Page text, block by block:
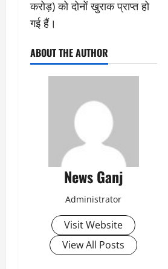
करोड़) को दोनों खुराक प्राप्त हो
गई हैं।
ABOUT THE AUTHOR
News Ganj
Administrator
Visit Website
View All Posts